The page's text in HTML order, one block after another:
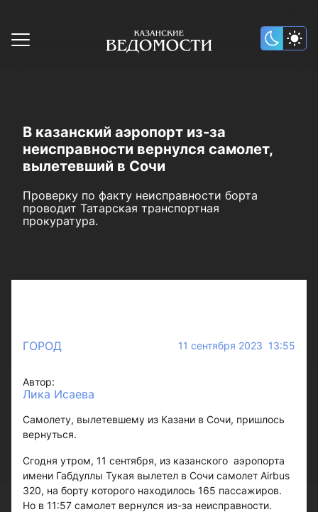
В казанский аэропорт из-за
неисправности вернулся самолет,
вылетевший в Сочи
Проверку по факту неисправности борта
проводит Татарская транспортная
прокуратура.
ГОРОД 11 сентября 2023 13:55
Автор:
Лика Исаева
Самолету, вылетевшему из Казани в Сочи, пришлось
вернуться.
Сгодня утром, 11 сентября, из казанского аэропорта
имени Габдуллы Тукая вылетел в Сочи самолет Airbus
320, на борту которого находилось 165 пассажиров.
Но в 11:57 самолет вернулся из-за неисправности.